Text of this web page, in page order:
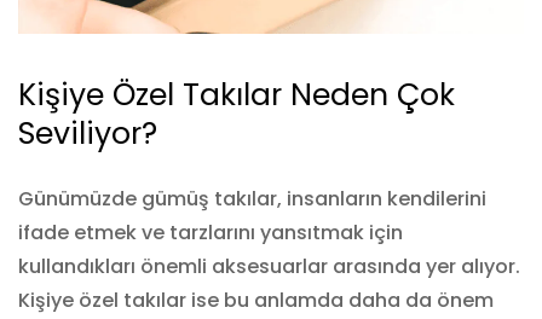
Kişiye Özel Takılar Neden Çok
Seviliyor?
Günümüzde gümüş takılar, insanların kendilerini
ifade etmek ve tarzlarını yansıtmak için
kullandıkları önemli aksesuarlar arasında yer alıyor.
Kişiye özel takılar ise bu anlamda daha da önem